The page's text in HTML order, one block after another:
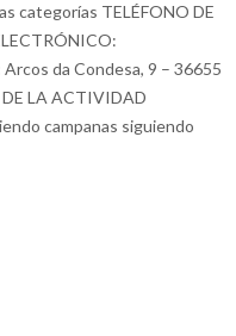
categorías TELÉFONO DE
da Condesa, 9 – 36655
LA ACTIVIDAD
campanas siguiendo